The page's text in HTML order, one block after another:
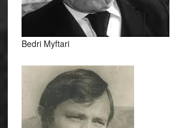
Bedri Myftari